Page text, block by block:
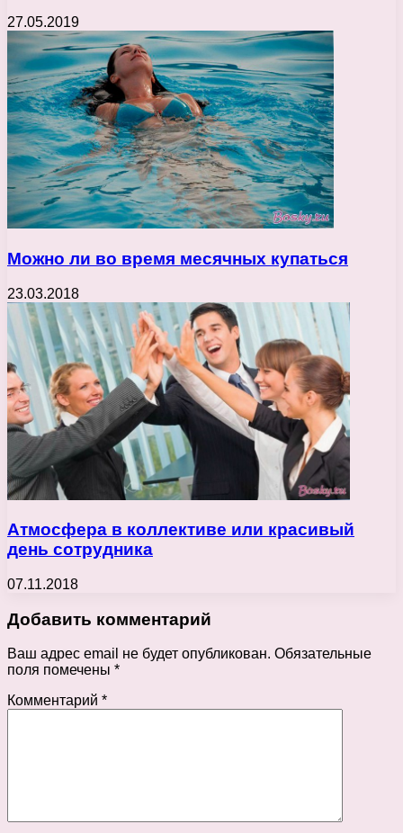
27.05.2019
Можно ли во время месячных купаться
23.03.2018
Атмосфера в коллективе или красивый
день сотрудника
07.11.2018
Добавить комментарий
Ваш адрес email не будет опубликован. Обязательные
поля помечены *
Комментарий *